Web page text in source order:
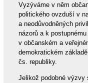
Vyzýváme v něm
politického ovzduší v
a neodůvodněných
názorů a k
v občanském a
demokratickém
čs. republiky.
Jelikož podobné